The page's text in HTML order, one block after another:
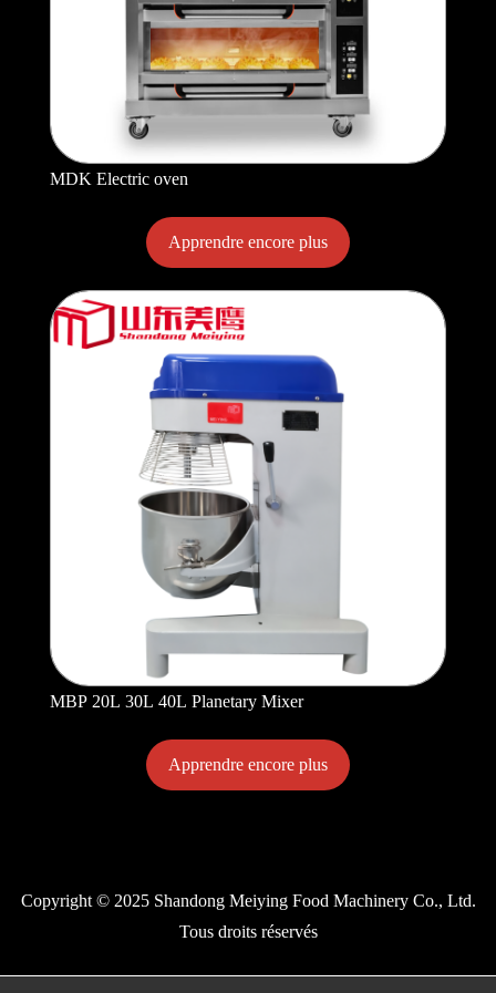
MDK Electric oven
Apprendre encore plus
MBP 20L 30L 40L Planetary Mixer
Apprendre encore plus
Copyright © 2025 Shandong Meiying Food Machinery Co., Ltd.
Tous droits réservés